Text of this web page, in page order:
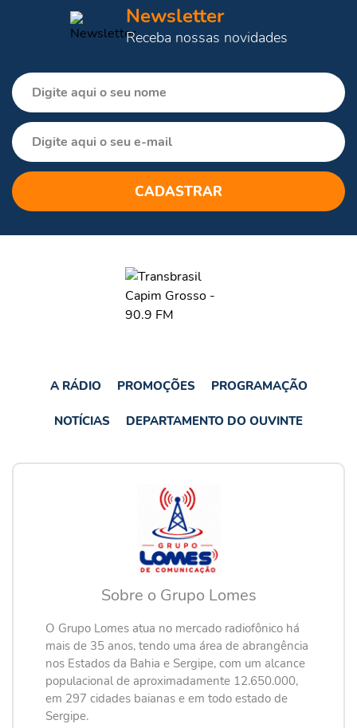
Newsletter
Receba nossas novidades
A RÁDIO PROMOÇÕES PROGRAMAÇÃO
NOTÍCIAS DEPARTAMENTO DO OUVINTE
Sobre o Grupo Lomes
O Grupo Lomes atua no mercado radiofônico há
mais de 35 anos, tendo uma área de abrangência
nos Estados da Bahia e Sergipe, com um alcance
populacional de aproximadamente 12.650.000,
em 297 cidades baianas e em todo estado de
Sergipe.